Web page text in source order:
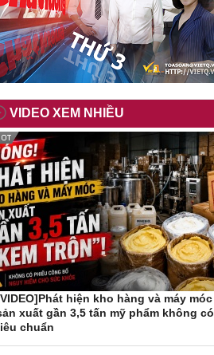
VIDEO XEM NHIỀU
hiện kho hàng và máy móc
xuất gần 3,5 tấn mỹ phẩm không có
chuẩn